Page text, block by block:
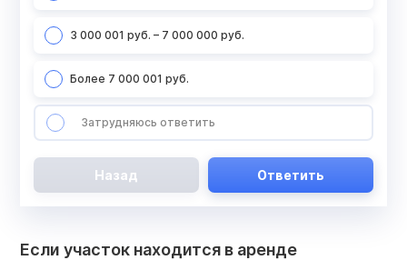
3 000 001 руб. – 7 000 000 руб.
Более 7 000 001 руб.
Затрудняюсь ответить
Назад Ответить
Если участок находится в аренде